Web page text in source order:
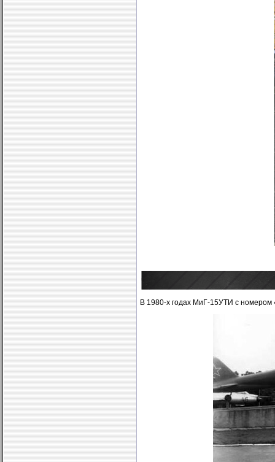
В 1980-х годах МиГ-15УТИ с номером